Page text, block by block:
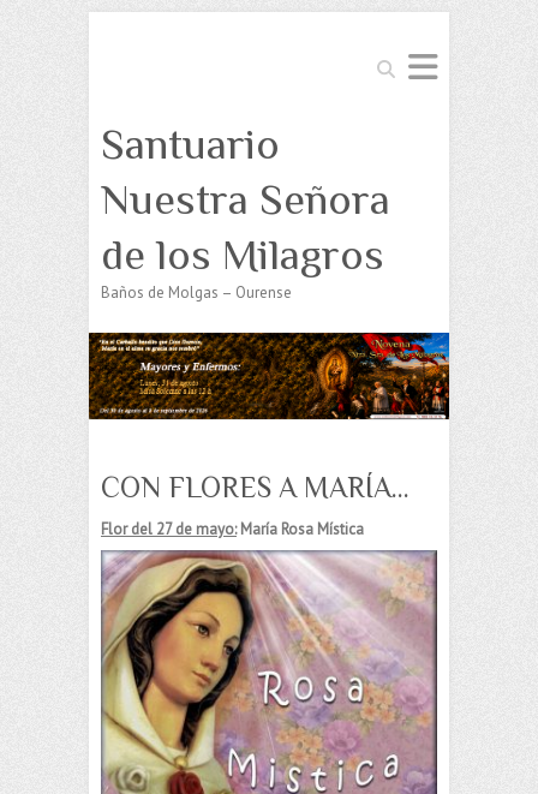
Buscar
Santuario
Nuestra Señora
de los Milagros
Baños de Molgas – Ourense
CON FLORES A MARÍA…
Flor del 27 de mayo:María Rosa Mística